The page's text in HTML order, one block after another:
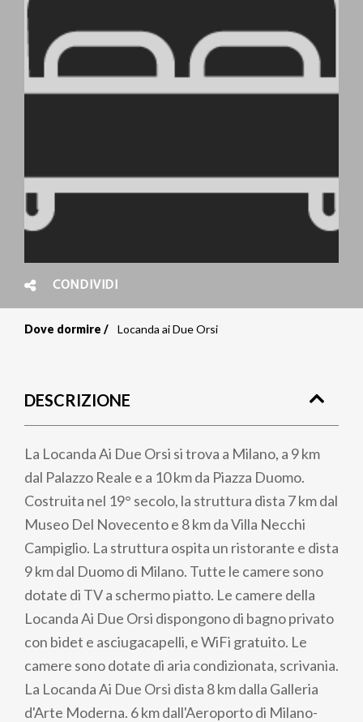
CONDIVIDI
pane
Dove dormire Locanda ai Due Orsi
DESCRIZIONE
La Locanda Ai Due Orsi si trova a Milano, a 9 km
dal Palazzo Reale e a 10 km da Piazza Duomo.
Costruita nel 19° secolo, la struttura dista 7 km dal
Museo Del Novecento e 8 km da Villa Necchi
Campiglio. La struttura ospita un ristorante e dista
9 km dal Duomo di Milano. Tutte le camere sono
dotate di TV a schermo piatto. Le camere della
Locanda Ai Due Orsi dispongono di bagno privato
con bidet e asciugacapelli, e WiFi gratuito. Le
camere sono dotate di aria condizionata, scrivania.
La Locanda Ai Due Orsi dista 8 km dalla Galleria
d'Arte Moderna. 6 km dall'Aeroporto di Milano-